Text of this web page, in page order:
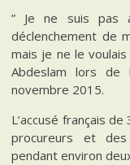
” Je ne suis pas
déclenchement de
mais je ne le
Abdeslam lors de
novembre 2015.
L’accusé français
procureurs et
pendant environ